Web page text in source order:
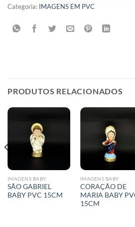
Categoria: IMAGENS EM PVC
PRODUTOS RELACIONADOS
IMAGENS BABY
SÃO GABRIEL
BABY PVC 15CM
IMAGENS BABY
CORAÇÃO DE
MARIA BABY
15CM